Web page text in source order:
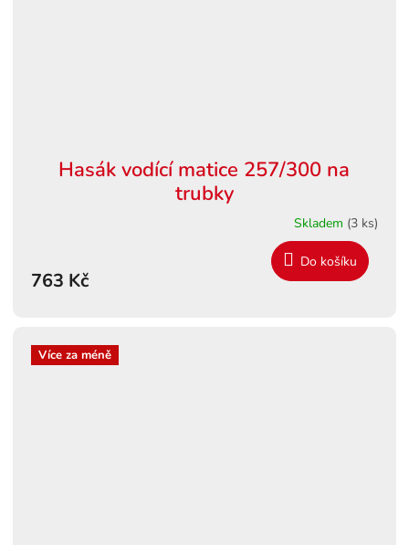
Hasák vodící matice 257/300 na
trubky
Skladem (3 ks)
763 Kč
Do košíku
Více za méně